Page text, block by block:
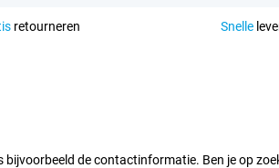
retourneren Snelle
de contactinformatie. Ben je op